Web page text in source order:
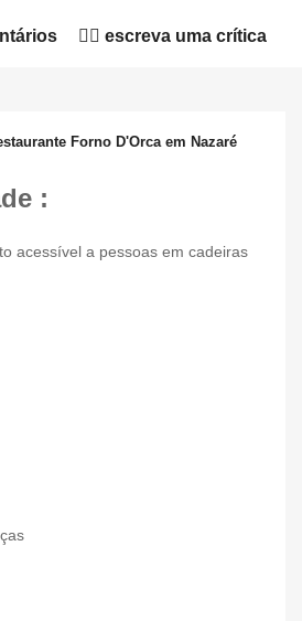
✍🏻 escreva uma crítica
Forno D'Orca em Nazaré
:
acessível a pessoas em cadeiras